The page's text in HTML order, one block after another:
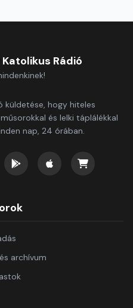
Rádió
küldetése, hogy hiteles
és lelki táplálékkal
nap, 24 órában.
archívum